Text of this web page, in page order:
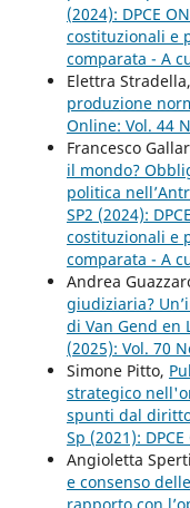
(2024): DPCE
costituzionali e
comparata - A
Elettra Stradella,
produzione
Online: Vol. 44
Francesco
il mondo?
politica
SP2 (2024):
costituzionali e
comparata - A
Andrea
giudiziaria?
di Van Gend en
(2025): Vol. 70
Simone Pitto,
strategico
spunti dal
Sp (2021):
Angioletta
e consenso
rapporto con